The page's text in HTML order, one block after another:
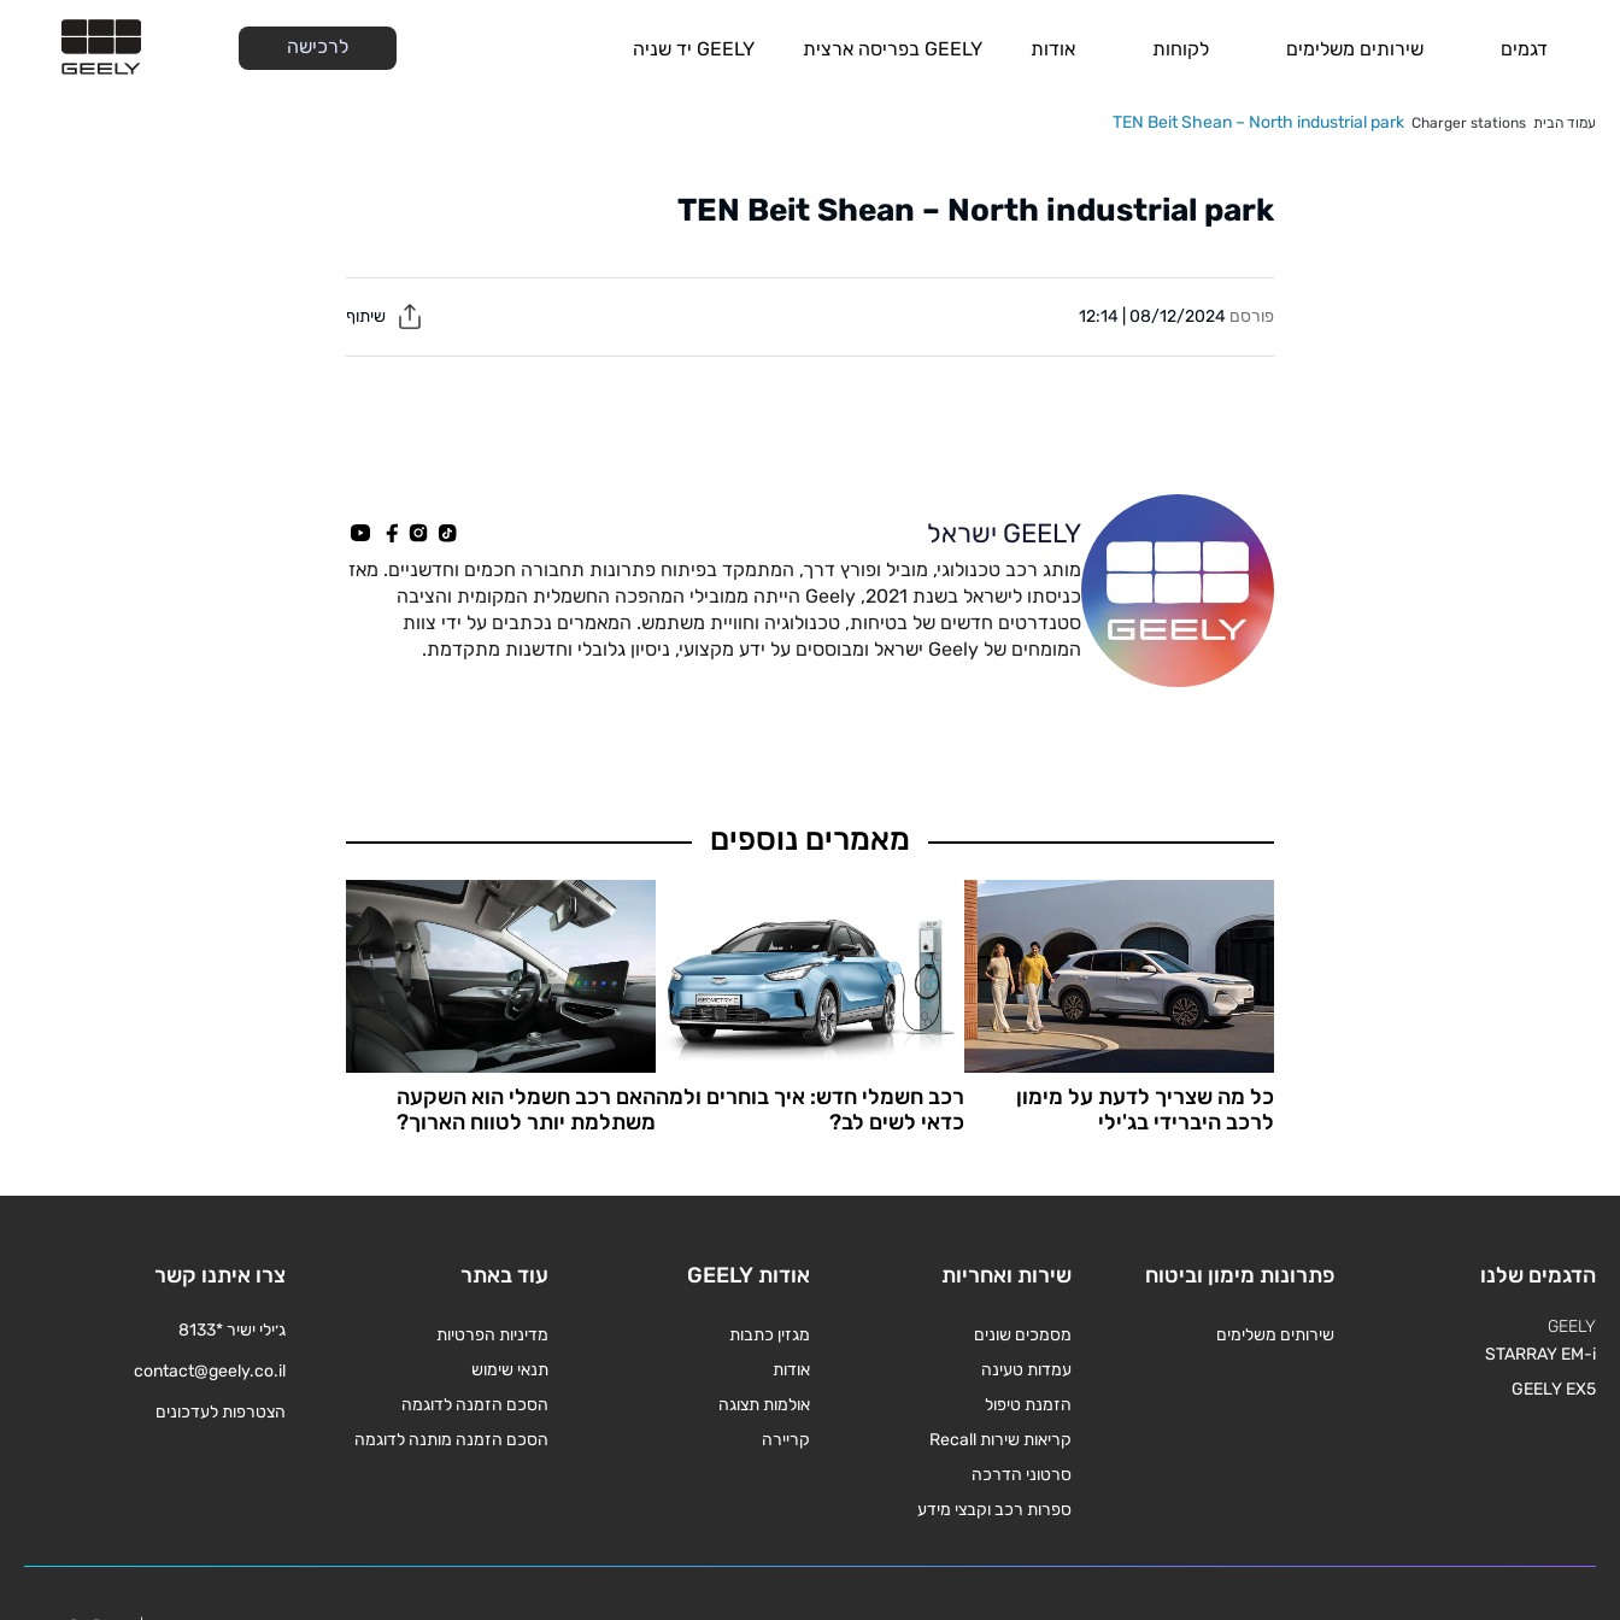
דגמים שירותים משלימים לקוחות אודות GEELY בפריסה ארצית GEELY יד שניה לרכישה
עמוד הבית Charger stations
TEN Beit Shean – North industrial park
TEN Beit Shean – North industrial park
פורסם 08/12/2024 | 12:14
GEELY ישראל
מותג רכב טכנולוגי, מוביל ופורץ דרך, המתמקד בפיתוח פתרונות תחבורה חכמים וחדשניים. מאז
כניסתו לישראל בשנת 2021, Geely הייתה ממובילי המהפכה החשמלית המקומית והציבה
סטנדרטים חדשים של בטיחות, טכנולוגיה וחוויית משתמש. המאמרים נכתבים על ידי צוות
המומחים של Geely ישראל ומבוססים על ידע מקצועי, ניסיון גלובלי וחדשנות מתקדמת.
מאמרים נוספים
כל מה שצריך לדעת על מימון
לרכב היברידי בג'ילי
רכב חשמלי חדש: איך בוחרים ולמה
כדאי לשים לב?
האם רכב חשמלי הוא השקעה
משתלמת יותר לטווח הארוך?
הדגמים שלנו
GEELY
STARRAY EM-i
GEELY EX5
פתרונות מימון וביטוח
שירותים משלימים
שירות ואחריות
מסמכים שונים
עמדות טעינה
הזמנת טיפול
קריאות שירות Recall
סרטוני הדרכה
ספרות רכב וקבצי מידע
אודות GEELY
מגזין כתבות
אודות
אולמות תצוגה
קריירה
עוד באתר
מדיניות הפרטיות
תנאי שימוש
הסכם הזמנה לדוגמה
הסכם הזמנה מותנה לדוגמה
צרו איתנו קשר
ג׳ילי ישיר *8133
contact@geely.co.il
הצטרפות לעדכונים